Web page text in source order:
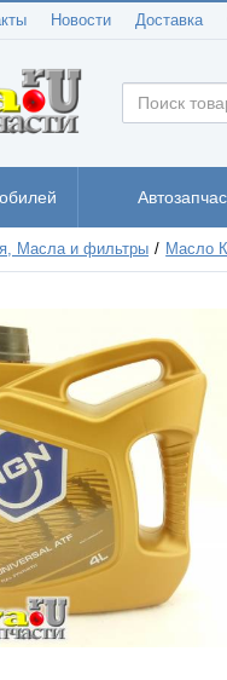
Новости Доставка
Масла и фильтры Масло